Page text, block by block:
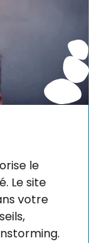
le
Le site
votre